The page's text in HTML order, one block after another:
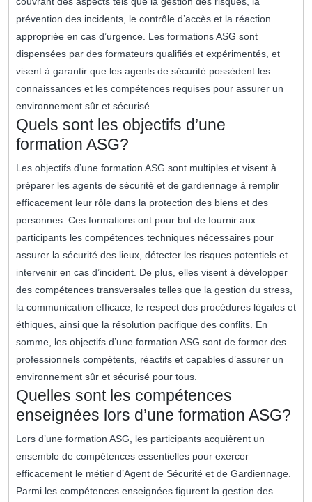
prévention des incidents, le contrôle d’accès et la réaction
appropriée en cas d’urgence. Les formations ASG sont
dispensées par des formateurs qualifiés et expérimentés, et
visent à garantir que les agents de sécurité possèdent les
connaissances et les compétences requises pour assurer un
environnement sûr et sécurisé.
Quels sont les objectifs d’une
formation ASG?
Les objectifs d’une formation ASG sont multiples et visent à
préparer les agents de sécurité et de gardiennage à remplir
efficacement leur rôle dans la protection des biens et des
personnes. Ces formations ont pour but de fournir aux
participants les compétences techniques nécessaires pour
assurer la sécurité des lieux, détecter les risques potentiels et
intervenir en cas d’incident. De plus, elles visent à développer
des compétences transversales telles que la gestion du stress,
la communication efficace, le respect des procédures légales et
éthiques, ainsi que la résolution pacifique des conflits. En
somme, les objectifs d’une formation ASG sont de former des
professionnels compétents, réactifs et capables d’assurer un
environnement sûr et sécurisé pour tous.
Quelles sont les compétences
enseignées lors d’une formation ASG?
Lors d’une formation ASG, les participants acquièrent un
ensemble de compétences essentielles pour exercer
efficacement le métier d’Agent de Sécurité et de Gardiennage.
Parmi les compétences enseignées figurent la gestion des